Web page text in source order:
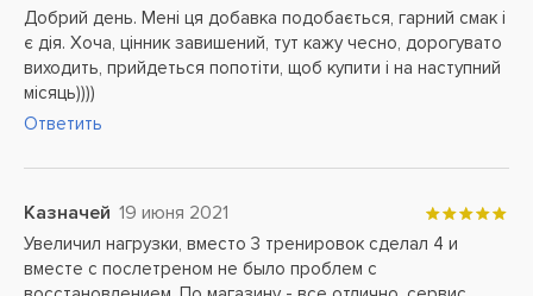
Добрий день. Мені ця добавка подобається, гарний смак і
є дія. Хоча, цінник завишений, тут кажу чесно, дорогувато
виходить, прийдеться попотіти, щоб купити і на наступний
місяць))))
Ответить
Казначей 19 июня 2021
Увеличил нагрузки, вместо 3 тренировок сделал 4 и
вместе с послетреном не было проблем с